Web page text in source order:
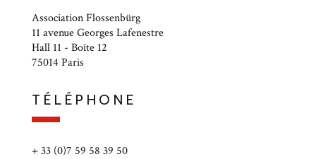
Association Flossenbürg
11 avenue Georges Lafenestre
Hall 11 - Boîte 12
75014 Paris
TÉLÉPHONE
+ 33 (0)7 59 58 39 50